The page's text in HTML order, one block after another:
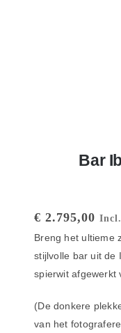
Bar
€ 2.795,00 Incl.
Breng het ultieme
stijlvolle bar uit de
spierwit afgewerkt
(De donkere
van het